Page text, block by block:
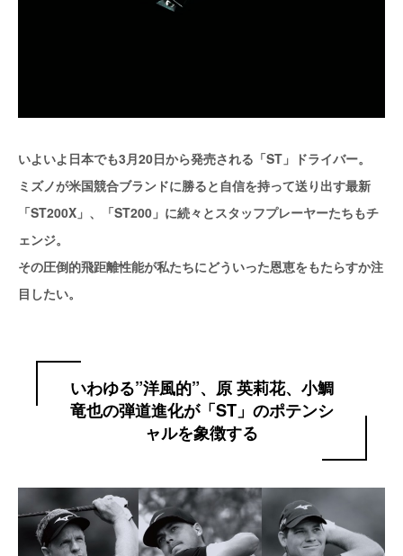
いよいよ日本でも3月20日から発売される「ST」ドライバー。
ミズノが米国競合ブランドに勝ると自信を持って送り出す最新
「ST200X」、「ST200」に続々とスタッフプレーヤーたちもチ
ェンジ。
その圧倒的飛距離性能が私たちにどういった恩恵をもたらすか注
目したい。
いわゆる”洋風的”、原 英莉花、小鯛
竜也の弾道進化が「ST」のポテンシ
ャルを象徴する